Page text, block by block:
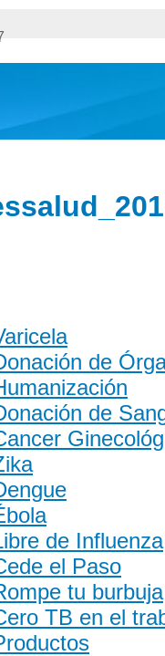
de
de
de Influenza
el Paso
tu burbuja
TB en el